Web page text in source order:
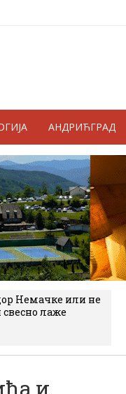
АНДРИЋГРАД
Немачке или не
лаже
и